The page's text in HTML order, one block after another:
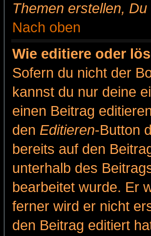
Themen erstellen,
Nach oben
Wie editiere oder
Sofern du nicht der
kannst du nur deine
einen Beitrag
den Editieren-Button
bereits auf den
unterhalb des
bearbeitet wurde. Er
ferner wird er nicht
den Beitrag editiert